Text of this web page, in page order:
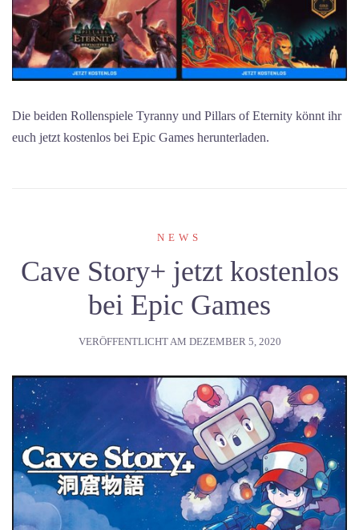
Die beiden Rollenspiele Tyranny und Pillars of Eternity könnt ihr
euch jetzt kostenlos bei Epic Games herunterladen.
NEWS
Cave Story+ jetzt kostenlos
bei Epic Games
VERÖFFENTLICHT AM DEZEMBER 5, 2020